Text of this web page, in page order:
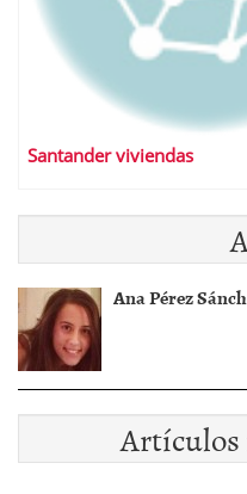
Santander viviendas
Ana Pérez
Artículos